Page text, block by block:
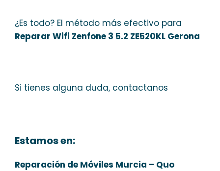
¿Es todo? El método más efectivo para
Reparar Wifi Zenfone 3 5.2 ZE520KL Gerona
Si tienes alguna duda, contactanos
Estamos en:
Reparación de Móviles Murcia – Quo